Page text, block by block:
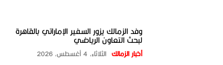
وفد الزمالك يزور السفير الإماراتي بالقاهرة
لبحث التعاون الرياضي
أخبار الزمالك الثلاثاء، 4 أغسطس، 2026